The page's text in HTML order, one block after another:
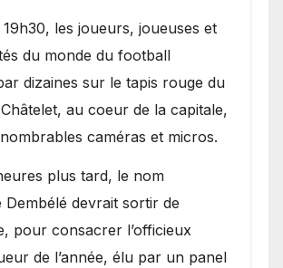
les joueurs, joueuses et
du monde du football
dizaines sur le tapis rouge du
au coeur de la capitale,
caméras et micros.
plus tard, le nom
Dembélé devrait sortir de
pour consacrer l’officieux
de l’année, élu par un panel